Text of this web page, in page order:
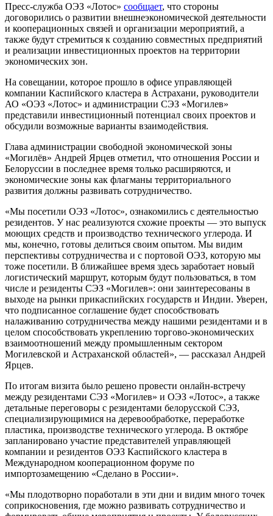
Пресс-служба ОЭЗ «Лотос» сообщает, что стороны
договорились о развитии внешнеэкономической деятельности
и кооперационных связей и организации мероприятий, а
также будут стремиться к созданию совместных предприятий
и реализации инвестиционных проектов на территории
экономических зон.
На совещании, которое прошло в офисе управляющей
компании Каспийского кластера в Астрахани, руководители
АО «ОЭЗ «Лотос» и администрации СЭЗ «Могилев»
представили инвестиционный потенциал своих проектов и
обсудили возможные варианты взаимодействия.
Глава администрации свободной экономической зоны
«Могилёв» Андрей Ярцев отметил, что отношения России и
Белоруссии в последнее время только расширяются, и
экономические зоны как флагманы территориального
развития должны развивать сотрудничество.
«Мы посетили ОЭЗ «Лотос», ознакомились с деятельностью
резидентов. У нас реализуются схожие проекты — это выпуск
моющих средств и производство технического углерода. И
мы, конечно, готовы делиться своим опытом. Мы видим
перспективы сотрудничества и с портовой ОЭЗ, которую мы
тоже посетили. В ближайшее время здесь заработает новый
логистический маршрут, которым будут пользоваться, в том
числе и резиденты СЭЗ «Могилев»: они заинтересованы в
выходе на рынки прикаспийских государств и Индии. Уверен,
что подписанное соглашение будет способствовать
налаживанию сотрудничества между нашими резидентами и в
целом способствовать укреплению торгово-экономических
взаимоотношений между промышленным сектором
Могилевской и Астраханской областей», — рассказал Андрей
Ярцев.
По итогам визита было решено провести онлайн-встречу
между резидентами СЭЗ «Могилев» и ОЭЗ «Лотос», а также
детальные переговоры с резидентами белорусской СЭЗ,
специализирующимися на деревообработке, переработке
пластика, производстве технического углерода. В октябре
запланировано участие представителей управляющей
компании и резидентов ОЭЗ Каспийского кластера в
Международном кооперационном форуме по
импортозамещению «Сделано в России».
«Мы плодотворно поработали в эти дни и видим много точек
соприкосновения, где можно развивать сотрудничество и